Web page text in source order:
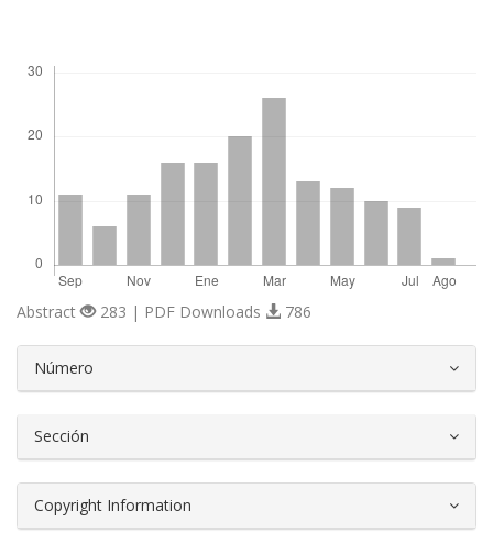
Abstract 283 | PDF Downloads 786
Número
Sección
Copyright Information